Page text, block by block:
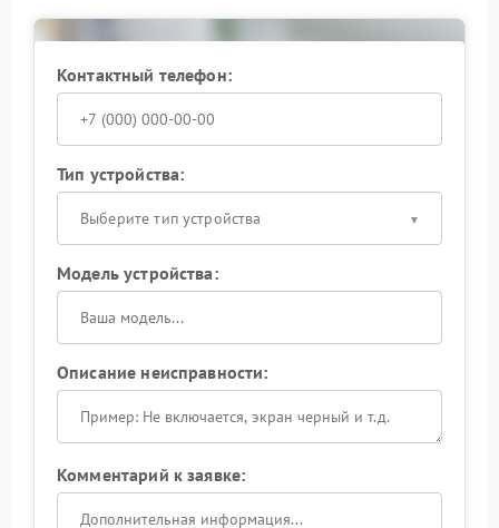
Контактный телефон:
Тип устройства:
Выберите тип устройства
Модель устройства:
Описание неисправности:
Комментарий к заявке: